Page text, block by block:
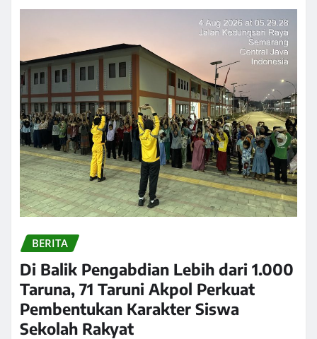
BERITA
Di Balik Pengabdian Lebih dari 1.000
Taruna, 71 Taruni Akpol Perkuat
Pembentukan Karakter Siswa
Sekolah Rakyat